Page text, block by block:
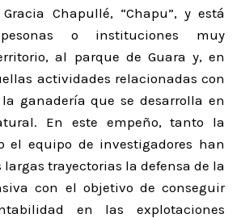
Chapullé, “Chapu”, y está
o instituciones muy
al parque de Guara y, en
actividades relacionadas con
ganadería que se desarrolla en
En este empeño, tanto la
el equipo de investigadores han
trayectorias la defensa de la
con el objetivo de conseguir
en las explotaciones